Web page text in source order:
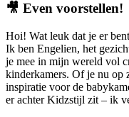
🎥 Even voorstellen!
Hoi! Wat leuk dat je er
Ik ben Engelien, het
je mee in mijn wereld vol
kinderkamers. Of je nu op
inspiratie voor de
er achter Kidzstijl zit – ik